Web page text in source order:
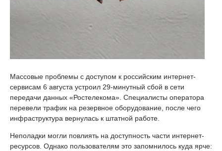
Массовые проблемы с доступом к российским интернет-
сервисам 6 августа устроил 29-минутный сбой в сети
передачи данных «Ростелекома». Специалисты оператора
перевели трафик на резервное оборудование, после чего
инфраструктура вернулась к штатной работе.
Неполадки могли повлиять на доступность части интернет-
ресурсов. Однако пользователям это запомнилось куда ярче: